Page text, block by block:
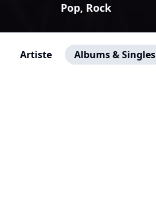
Pop, Rock
Artiste Albums & Singles